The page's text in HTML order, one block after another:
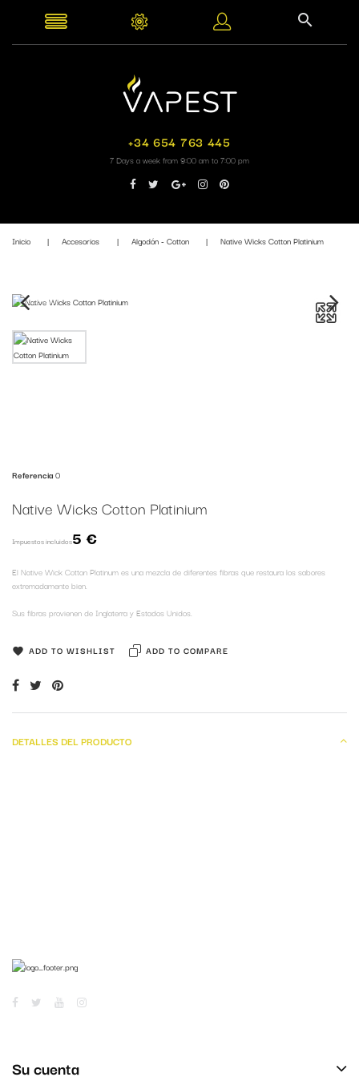
+34 654 763 445
7 Days a week from 9:00 am to 7:00 pm
Inicio Accesorios Algodón - Cotton Native Wicks Cotton Platinium
Fuera de stock
Referencia0
Native Wicks Cotton Platinium
5 €
Impuestos incluidos
El Native Wick Cotton Platinum es una mezcla de diferentes fibras que restaura los sabores
extremadamente bien.
Sus fibras provienen de Inglaterra y Estados Unidos.
ADD TO WISHLIST ADD TO COMPARE
DETALLES DEL PRODUCTO
Su cuenta